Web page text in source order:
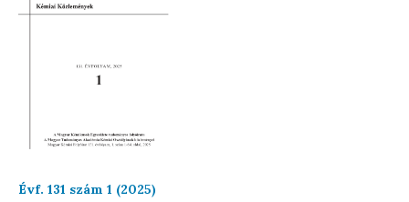
Évf. 131 szám 1 (2025)